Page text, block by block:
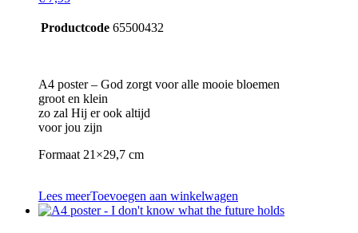
Productcode 65500432
A4 poster – God zorgt voor alle mooie bloemen
groot en klein
zo zal Hij er ook altijd
voor jou zijn
Formaat 21×29,7 cm
Lees meerToevoegen aan winkelwagen